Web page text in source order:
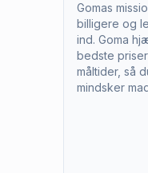
Gomas
billigere og
ind. Goma
bedste
måltider, så
mindsker